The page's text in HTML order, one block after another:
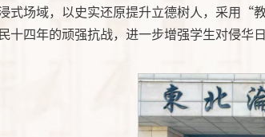
式场域，以史实还原提升立德树人， 采用“
十四年的顽强抗战，进一步增强学生对侵华